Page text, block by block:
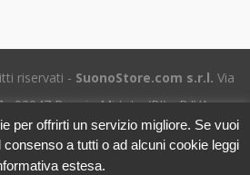
riservati - SuonoStore.com s.r.l. Via
02047 Poggio Mirteto (RI) - P.IVA
SUBM70N - REA RI-69195
-eMail Assistenza clienti
per offrirti un servizio migliore. Se vuoi
a tutti o ad alcuni cookie leggi
estesa.